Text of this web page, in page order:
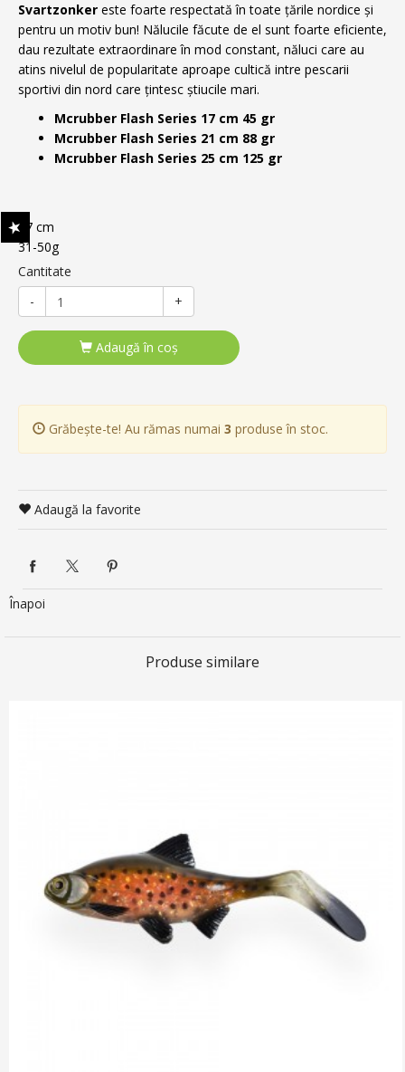
Svartzonker este foarte respectată în toate țările nordice și
pentru un motiv bun! Nălucile făcute de el sunt foarte eficiente,
dau rezultate extraordinare în mod constant, năluci care au
atins nivelul de popularitate aproape cultică intre pescarii
sportivi din nord care țintesc știucile mari.
Mcrubber Flash Series 17 cm 45 gr
Mcrubber Flash Series 21 cm 88 gr
Mcrubber Flash Series 25 cm 125 gr
17 cm
31-50g
Cantitate
-
+
Adaugă în coş
Grăbește-te! Au rămas numai 3 produse în stoc.
Adaugă la favorite
Înapoi
Produse similare